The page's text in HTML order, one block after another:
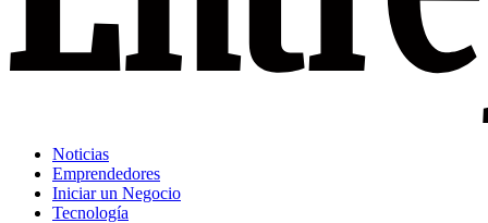
Noticias
Emprendedores
Iniciar un Negocio
Tecnología